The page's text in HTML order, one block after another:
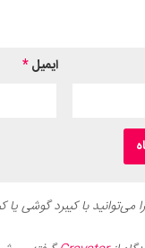
ایمیل*
با کیبرد گوشی یا